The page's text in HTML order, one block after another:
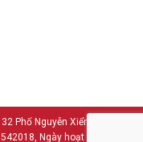
Phố Nguyễn Xiển - Thanh
Ngày hoạt động: